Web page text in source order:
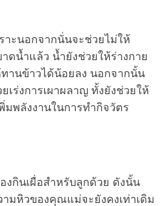
าะนอกจากนั่นจะช่วยไม่ให้
ดน้ำแล้ว น้ำยังช่วยให้ร่างกาย
านข้าวได้น้อยลง นอกจากนั้น
เร่งการเผาผลาญ ทั้งยังช่วยให้
มพลังงานในการทำกิจวัตร
กินเผื่อสำหรับลูกด้วย ดังนั้น
มหิวของคุณแม่จะยังคงเท่าเดิม